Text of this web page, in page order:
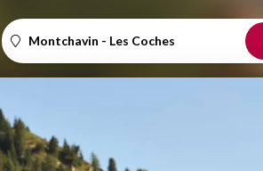
Montchavin - Les Coches